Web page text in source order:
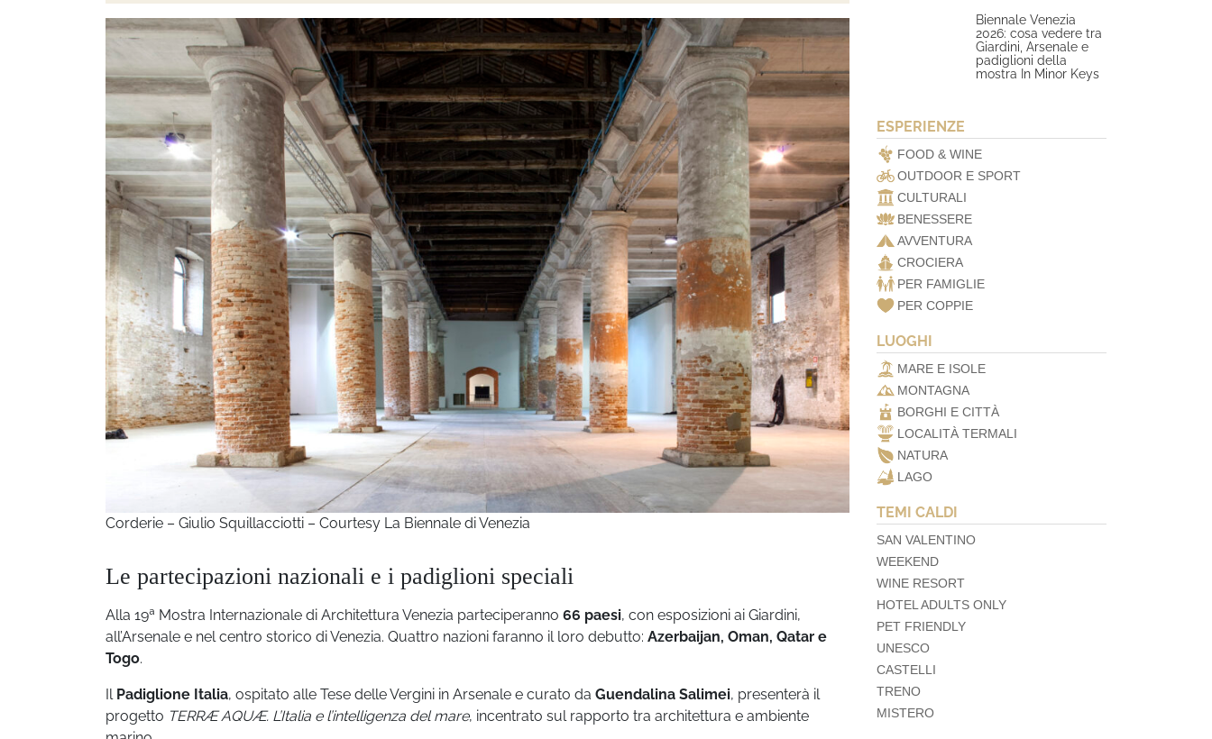
Corderie – Giulio Squillacciotti – Courtesy La Biennale di Venezia
Le partecipazioni nazionali e i padiglioni speciali
Alla 19ª Mostra Internazionale di Architettura Venezia parteciperanno 66 paesi, con esposizioni ai Giardini,
all’Arsenale e nel centro storico di Venezia. Quattro nazioni faranno il loro debutto: Azerbaijan, Oman, Qatar e
Togo.
Il Padiglione Italia, ospitato alle Tese delle Vergini in Arsenale e curato da Guendalina Salimei, presenterà il
progetto TERRÆ AQUÆ. L’Italia e l’intelligenza del mare, incentrato sul rapporto tra architettura e ambiente
Biennale Venezia
2026: cosa vedere tra
Giardini, Arsenale e
padiglioni della
mostra In Minor Keys
ESPERIENZE
FOOD & WINE
OUTDOOR E SPORT
CULTURALI
BENESSERE
AVVENTURA
CROCIERA
PER FAMIGLIE
PER COPPIE
LUOGHI
MARE E ISOLE
MONTAGNA
BORGHI E CITTÀ
LOCALITÀ TERMALI
NATURA
LAGO
TEMI CALDI
SAN VALENTINO
WEEKEND
WINE RESORT
HOTEL ADULTS ONLY
PET FRIENDLY
UNESCO
CASTELLI
TRENO
MISTERO